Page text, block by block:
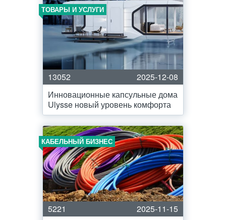
ТОВАРЫ И УСЛУГИ
13052
2025-12-08
Инновационные капсульные дома
Ulysse новый уровень комфорта
КАБЕЛЬНЫЙ БИЗНЕС
5221
2025-11-15